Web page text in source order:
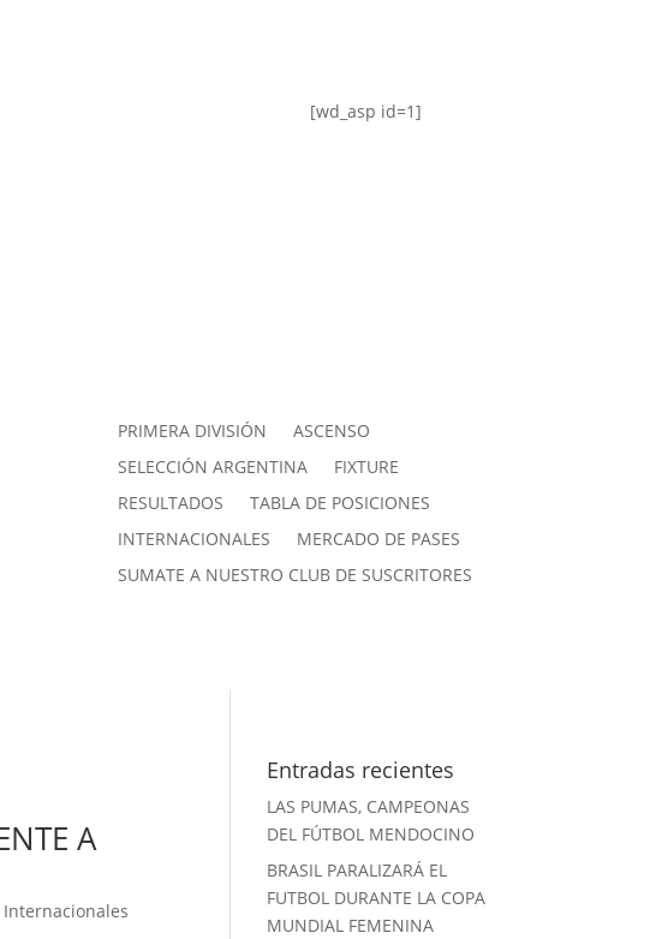
[wd_asp id=1]
PRIMERA DIVISIÓN
ASCENSO
SELECCIÓN ARGENTINA
FIXTURE
RESULTADOS
TABLA DE POSICIONES
INTERNACIONALES
MERCADO DE PASES
SUMATE A NUESTRO CLUB DE SUSCRITORES
A
Internacionales
Entradas recientes
LAS PUMAS, CAMPEONAS
DEL FÚTBOL MENDOCINO
BRASIL PARALIZARÁ EL
FUTBOL DURANTE LA COPA
MUNDIAL FEMENINA